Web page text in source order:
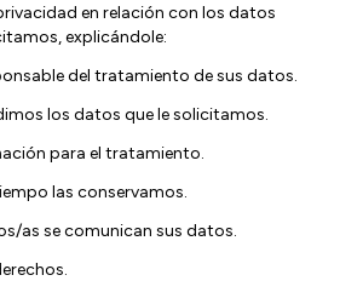
en relación con los datos
explicándole:
del tratamiento de sus datos.
los datos que le solicitamos.
para el tratamiento.
las conservamos.
as se comunican sus datos.